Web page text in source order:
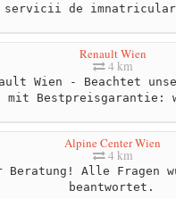
servicii de
Renault Wien
4 km
Wien - Beachtet
mit Bestpreisgarantie:
Alpine Center Wien
4 km
Beratung! Alle Fragen
beantwortet.